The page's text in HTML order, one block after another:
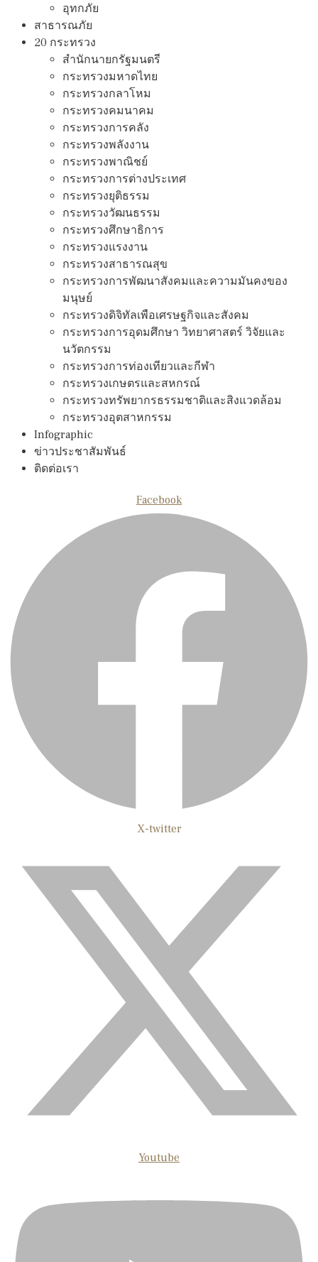
อุทกภัย
สาธารณภัย
20 กระทรวง
สํานักนายกรัฐมนตรี
กระทรวงมหาดไทย
กระทรวงกลาโหม
กระทรวงคมนาคม
กระทรวงการคลัง
กระทรวงพลังงาน
กระทรวงพาณิชย์
กระทรวงการต่างประเทศ
กระทรวงยุติธรรม
กระทรวงวัฒนธรรม
กระทรวงศึกษาธิการ
กระทรวงแรงงาน
กระทรวงสาธารณสุข
กระทรวงการพัฒนาสังคมและความมันคงของ
มนุษย์
กระทรวงดิจิทัลเพือเศรษฐกิจและสังคม
กระทรวงการอุดมศึกษา วิทยาศาสตร์ วิจัยและ
นวัตกรรม
กระทรวงการท่องเทียวและกีฬา
กระทรวงเกษตรและสหกรณ์
กระทรวงทรัพยากรธรรมชาติและสิงแวดล้อม
กระทรวงอุตสาหกรรม
Infographic
ข่าวประชาสัมพันธ์
ติดต่อเรา
Facebook
X-twitter
Youtube